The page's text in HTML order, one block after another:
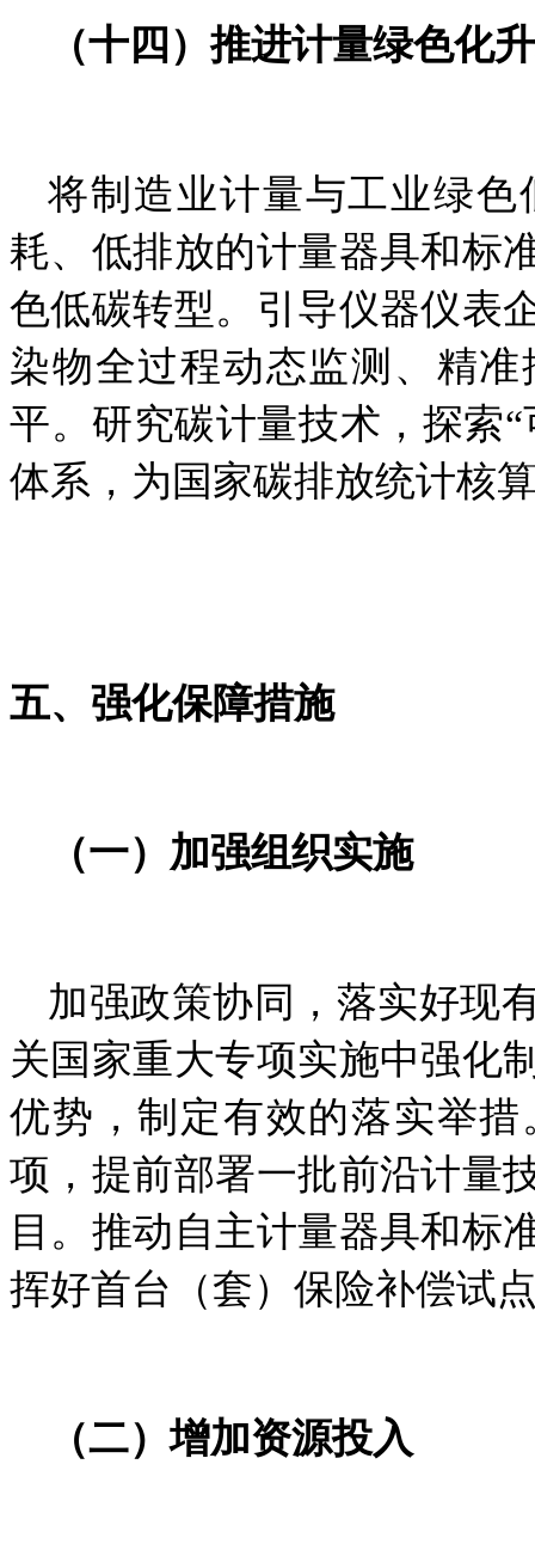
（十四）推进计量绿色化
将制造业计量与工业绿
耗、低排放的计量器具和标
色低碳转型。引导仪器仪表
染物全过程动态监测、精
平。研究碳计量技术， 探索“
体系， 为 国家碳排放统计核
五、强化保障措施
（一）加强组织实施
加强政策协同，落实好现
关国家重大专项实施中强化
优势，制定有效的落实举措
项，提前部署一批前沿计量
目。 推动自主计量器具和标
挥好首台（套）保险补偿试
（二）增加资源投入